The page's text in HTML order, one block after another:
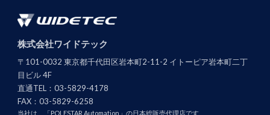
株式会社ワイドテック
〒101-0032 東京都千代田区岩本町2-11-2 イトーピア岩本町二丁
目ビル 4F
直通TEL：03-5829-4178
FAX：03-5829-6258
当社は、「POLESTAR Automation」の日本総販売代理店です